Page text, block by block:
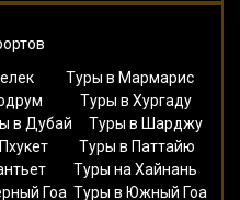
Туры в Мармарис
Туры в Хургаду
в Дубай
Туры в Шарджу
Туры в Паттайю
Туры на Хайнань
Гоа Туры в Южный Гоа